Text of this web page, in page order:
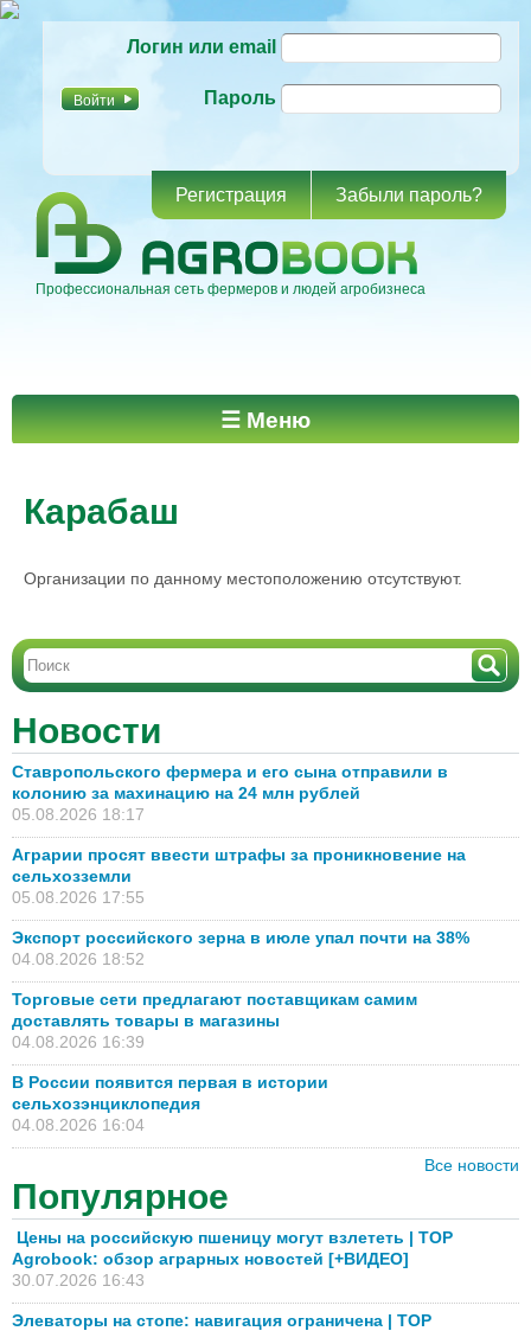
основному
Логин или email
Пароль
Регистрация Забыли пароль?
Профессиональная сеть фермеров и людей агробизнеса
Главное меню ☰ Меню
Карабаш
Организации по данному местоположению отсутствуют.
Новости
Ставропольского фермера и его сына отправили в
колонию за махинацию на 24 млн рублей
05.08.2026 18:17
Аграрии просят ввести штрафы за проникновение на
сельхозземли
05.08.2026 17:55
Экспорт российского зерна в июле упал почти на 38%
04.08.2026 18:52
Торговые сети предлагают поставщикам самим
доставлять товары в магазины
04.08.2026 16:39
В России появится первая в истории
сельхозэнциклопедия
04.08.2026 16:04
Все новости
Популярное
Цены на российскую пшеницу могут взлететь | TOP
Agrobook: обзор аграрных новостей [+ВИДЕО]
30.07.2026 16:43
Элеваторы на стопе: навигация ограничена | TOP